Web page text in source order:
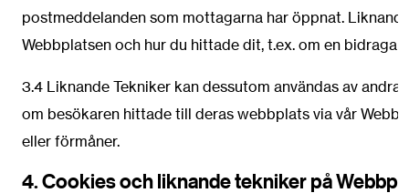
postmeddelanden som mottagarna har öppnat.
Webbplatsen och hur du hittade dit, t.ex. om en
3.4 Liknande Tekniker kan dessutom användas av
om besökaren hittade till deras webbplats via vår
eller förmåner.
4. Cookies och liknande tekniker på